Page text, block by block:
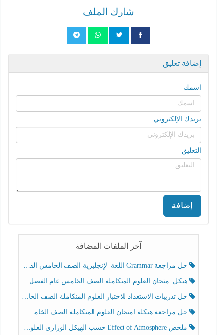
شارك الملف
إضافة تعليق
اسمك
بريدك الإلكتروني
التعليق
إضافة
آخر الملفات المضافة
حل مراجعة Grammar اللغة الإنجليزية الصف الخامس الفصل الثالث
هيكل امتحان العلوم المتكاملة الصف الخامس عام الفصل الدراسي الثالث 2025-2026
حل تدريبات الاستعداد للاختبار العلوم المتكاملة الصف الخامس عام الفصل الثالث
حل مراجعة هيكلة امتحان العلوم المتكاملة الصف الخامس انسبير الفصل الثالث
ملخص Effect of Atmosphere حسب الهيكل الوزاري العلوم المتكاملة الصف الخامس انسبير الفصل الثالث